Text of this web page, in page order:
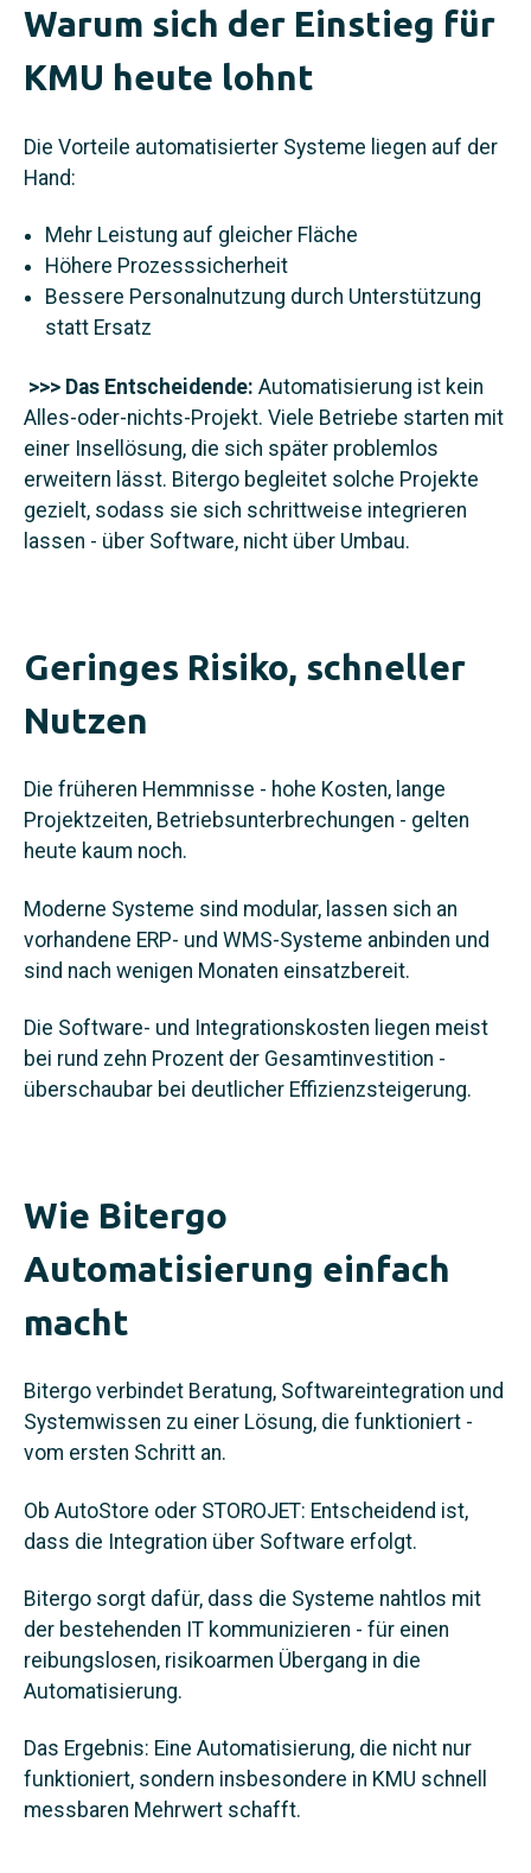
Warum sich der Einstieg für
KMU heute lohnt
Die Vorteile automatisierter Systeme liegen auf der
Hand:
Mehr Leistung auf gleicher Fläche
Höhere Prozesssicherheit
Bessere Personalnutzung durch Unterstützung
statt Ersatz
>>> Das Entscheidende: Automatisierung ist kein
Alles-oder-nichts-Projekt. Viele Betriebe starten mit
einer Insellösung, die sich später problemlos
erweitern lässt. Bitergo begleitet solche Projekte
gezielt, sodass sie sich schrittweise integrieren
lassen - über Software, nicht über Umbau.
Geringes Risiko, schneller
Nutzen
Die früheren Hemmnisse - hohe Kosten, lange
Projektzeiten, Betriebsunterbrechungen - gelten
heute kaum noch.
Moderne Systeme sind modular, lassen sich an
vorhandene ERP- und WMS-Systeme anbinden und
sind nach wenigen Monaten einsatzbereit.
Die Software- und Integrationskosten liegen meist
bei rund zehn Prozent der Gesamtinvestition -
überschaubar bei deutlicher Effizienzsteigerung.
Wie Bitergo
Automatisierung einfach
macht
Bitergo verbindet Beratung, Softwareintegration und
Systemwissen zu einer Lösung, die funktioniert -
vom ersten Schritt an.
Ob AutoStore oder STOROJET: Entscheidend ist,
dass die Integration über Software erfolgt.
Bitergo sorgt dafür, dass die Systeme nahtlos mit
der bestehenden IT kommunizieren - für einen
reibungslosen, risikoarmen Übergang in die
Automatisierung.
Das Ergebnis: Eine Automatisierung, die nicht nur
funktioniert, sondern insbesondere in KMU schnell
messbaren Mehrwert schafft.